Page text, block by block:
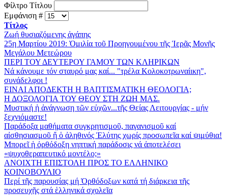
Φίλτρο Τίτλου
Εμφάνιση #
Τίτλος
Ζωή θυσιαζόμενης ἀγάπης
25η Μαρτίου 2019: Ὁμιλία τοῦ Προηγουμένου τῆς Ἱερᾶς Μονῆς
Μεγάλου Μετεώρου
ΠΕΡΙ ΤΟΥ ΔΕΥΤΕΡΟΥ ΓΑΜΟΥ ΤΩΝ ΚΛΗΡΙΚΩΝ
Νά κάνουμε τόν σταυρό μας καί... "τρέλα Kολοκοτρωναίικη",
συνάδελφοι !
ΕΙΝΑΙ ΑΠΟΔΕΚΤΗ Η ΒΑΠΤΙΣΜΑΤΙΚΗ ΘΕΟΛΟΓΙΑ;
Η ΔΟΞΟΛΟΓΙΑ ΤΟΥ ΘΕΟΥ ΣΤΗ ΖΩΗ ΜΑΣ.
Μυστική ἡ ἀνάγνωση τῶν εὐχῶν...τῆς Θείας Λειτουργίας - μήν
ξεχνιόμαστε!
Παράδοξα μαθήματα συγκρητισμοῦ, παγανισμοῦ καί
αἰσθησιασμοῦ ἤ ὁ ἀληθινός Ἐλύτης χωρίς προσωπεῖα καί ψιμύθια!
Μπορεῖ ἡ ὀρθόδοξη νηπτική παράδοσις νά ἀποτελέσει
«ψυχοθεραπευτικό μοντέλο;»
ΑΝΟΙΧΤΗ ΕΠΙΣΤΟΛΗ ΠΡΟΣ ΤΟ ΕΛΛΗΝΙΚΟ
ΚΟΙΝΟΒΟΥΛΙΟ
Περί τῆς παρουσίας μή Ὀρθόδοξων κατά τή διάρκεια τῆς
προσευχῆς στά ἑλληνικά σχολεῖα